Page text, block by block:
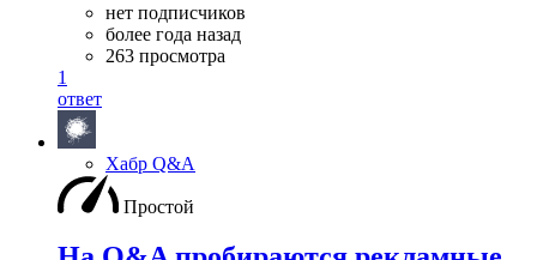
нет подписчиков
более года назад
263 просмотра
1
ответ
Хабр Q&A
Простой